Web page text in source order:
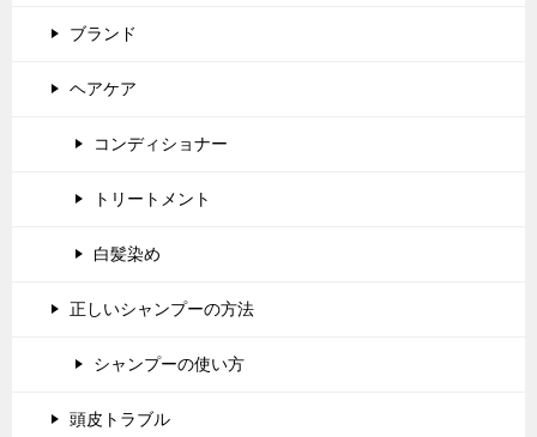
ブランド
ヘアケア
コンディショナー
トリートメント
白髪染め
正しいシャンプーの方法
シャンプーの使い方
頭皮トラブル